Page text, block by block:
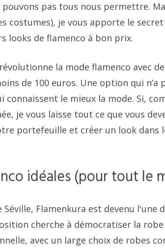
pas tous nous permettre.
costumes), je vous apporte le
looks de flamenco à bon prix.
la mode flamenco avec
de 100 euros. Une option qui n’a
le mieux la mode. Si,
je vous laisse tout ce que vous
portefeuille et créer un look dans
idéales (pour tout le
Flamenkura est devenu l'une
cherche à démocratiser la robe
avec un large choix de robes